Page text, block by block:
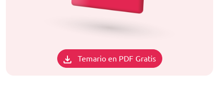
Temario en PDF Gratis